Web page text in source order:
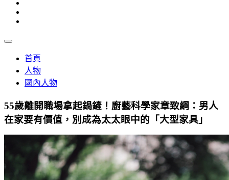
首頁
人物
國內人物
55歲離開職場拿起鍋鏟！廚藝科學家章致綱：男人
在家要有價值，別成為太太眼中的「大型家具」